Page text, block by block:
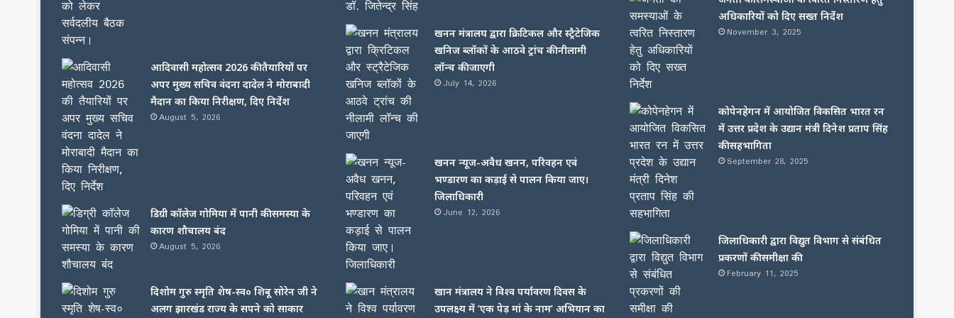
आदिवासी महोत्सव 2026 की तैयारियों पर
अपर मुख्य सचिव वंदना दादेल ने मोराबादी
मैदान का किया निरीक्षण, दिए निर्देश
August 5, 2026
डिग्री कॉलेज गोमिया में पानी की समस्या के
कारण शौचालय बंद
August 5, 2026
दिशोम गुरु स्मृति शेष-स्व० शिबू सोरेन जी ने
अलग झारखंड राज्य के सपने को साकार
खनन मंत्रालय द्वारा क्रिटिकल और स्ट्रैटेजिक
खनिज ब्लॉकों के आठवे ट्रांच की नीलामी
लॉन्च की जाएगी
July 14, 2026
खनन न्यूज-अवैध खनन, परिवहन एवं
भण्डारण का कड़ाई से पालन किया जाए।
जिलाधिकारी
June 12, 2026
खान मंत्रालय ने विश्व पर्यावरण दिवस के
उपलक्ष्य में ‘एक पेड़ मां के नाम’ अभियान का
अधिकारियों को दिए सख्त निर्देश
November 3, 2025
कोपेनहेगन में आयोजित विकसित भारत रन
में उत्तर प्रदेश के उद्यान मंत्री दिनेश प्रताप सिंह
की सहभागिता
September 28, 2025
जिलाधिकारी द्वारा विद्युत विभाग से संबंधित
प्रकरणों की समीक्षा की
February 11, 2025